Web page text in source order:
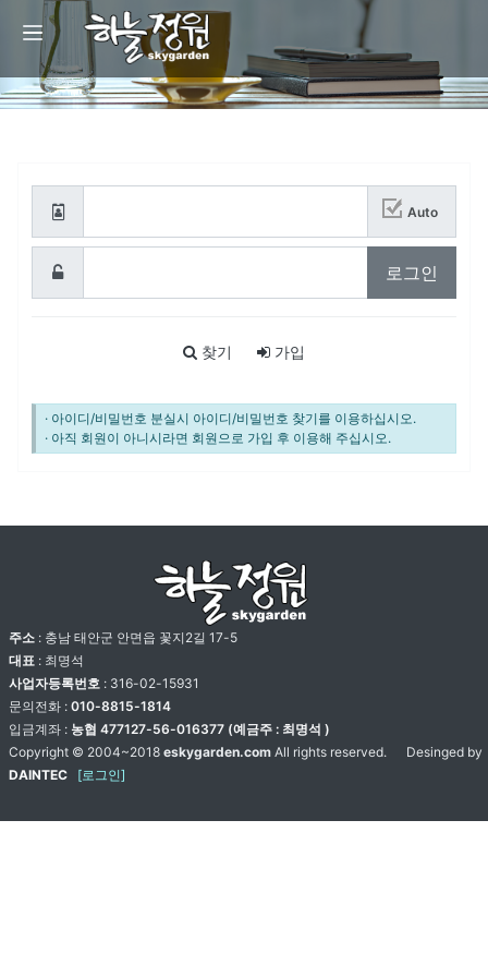
회원로그인
필수
Auto
필수
로그인
찾기 가입
회원로그인 안내
· 아이디/비밀번호 분실시 아이디/비밀번호 찾기를 이용하십시오.
· 아직 회원이 아니시라면 회원으로 가입 후 이용해 주십시오.
주소 : 충남 태안군 안면읍 꽃지2길 17-5
대표 : 최명석
사업자등록번호 : 316-02-15931
문의전화 : 010-8815-1814
입금계좌 : 농협 477127-56-016377 (예금주 : 최명석 )
Copyright © 2004~2018 eskygarden.com All rights reserved. Desinged by
DAINTEC
[로그인]